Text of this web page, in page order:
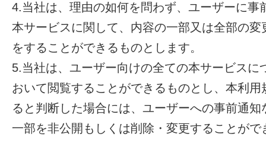
4.当社は、理由の如何を問わず、ユーザーに事
本サービスに関して、内容の一部又は全部の
をすることができるものとします。
5.当社は、ユーザー向けの全ての本サービス
おいて閲覧することができるものとし、本利
ると判断した場合には、ユーザーへの事前通
一部を非公開もしくは削除・変更することが